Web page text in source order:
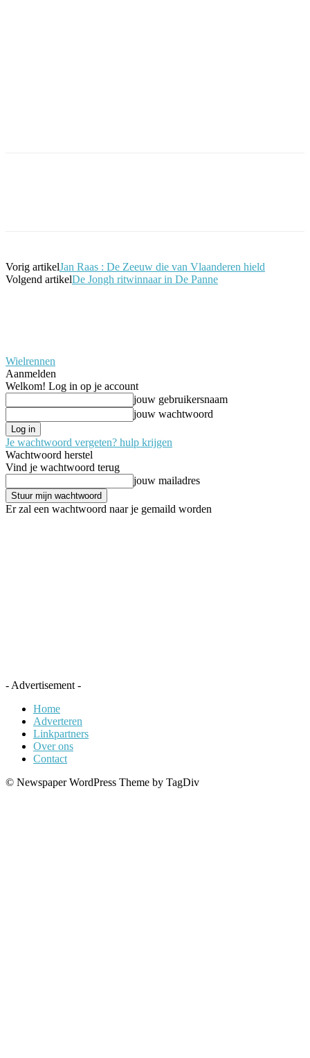
Vorig artikelJan Raas : De Zeeuw die van Vlaanderen hield
Volgend artikelDe Jongh ritwinnaar in De Panne
Wielrennen
Aanmelden
Welkom! Log in op je account
jouw gebruikersnaam
jouw wachtwoord
Je wachtwoord vergeten? hulp krijgen
Wachtwoord herstel
Vind je wachtwoord terug
jouw mailadres
Er zal een wachtwoord naar je gemaild worden
- Advertisement -
Home
Adverteren
Linkpartners
Over ons
Contact
© Newspaper WordPress Theme by TagDiv